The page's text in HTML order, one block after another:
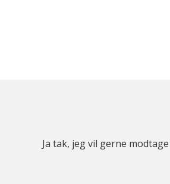
Ja tak, jeg vil gerne